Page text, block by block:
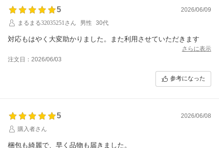
5
2026/06/09
まるまる32035251さん
男性 30代
対応もはやく大変助かりました。また利用させていただきます
さらに表示
注文日：2026/06/03
参考になった
5
2026/06/08
購入者さん
梱包も綺麗で、早く品物も届きました。